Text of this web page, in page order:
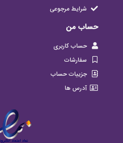
شرایط مرجوعی
حساب من
حساب کاربری
سفارشات
جزییات حساب
آدرس ها